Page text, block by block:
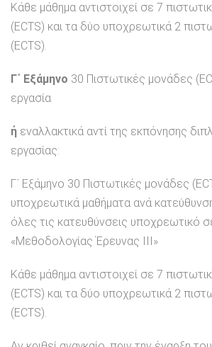
Κάθε μάθημα αντιστοιχεί σε 7
(ECTS) και τα δύο υποχρεωτικά 2
(ECTS).
Γ΄ Εξάμηνο 30 Πιστωτικές μονάδες
εργασία
ή εναλλακτικά αντί της εκπόνησης
εργασίας:
Γ΄ Εξάμηνο 30 Πιστωτικές μονάδες
υποχρεωτικά μαθήματα ανά κατεύθυνση
όλες τις κατευθύνσεις υποχρεωτικό
«Μεθοδολογίας Έρευνας ΙΙΙ»
Κάθε μάθημα αντιστοιχεί σε 7
(ECTS) και τα δύο υποχρεωτικά 2
(ECTS).